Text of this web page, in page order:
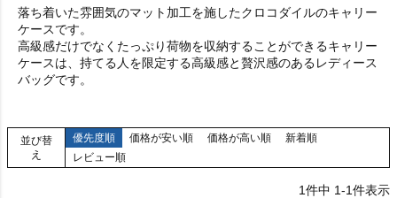
落ち着いた雰囲気のマット加工を施したクロコダイルのキャリー
ケースです。
高級感だけでなくたっぷり荷物を収納することができるキャリー
ケースは、持てる人を限定する高級感と贅沢感のあるレディース
バッグです。
並び替
え
優先度順 価格が安い順 価格が高い順
新着順
レビュー順
1件中 1-1件表示